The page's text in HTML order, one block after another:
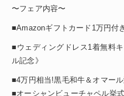
〜フェア内容〜
■Amazonギフトカード1万円付
■ウェディングドレス1着無料
ル記念》
■4万円相当!黒毛和牛＆オマー
■オーシャンビューチャペル挙